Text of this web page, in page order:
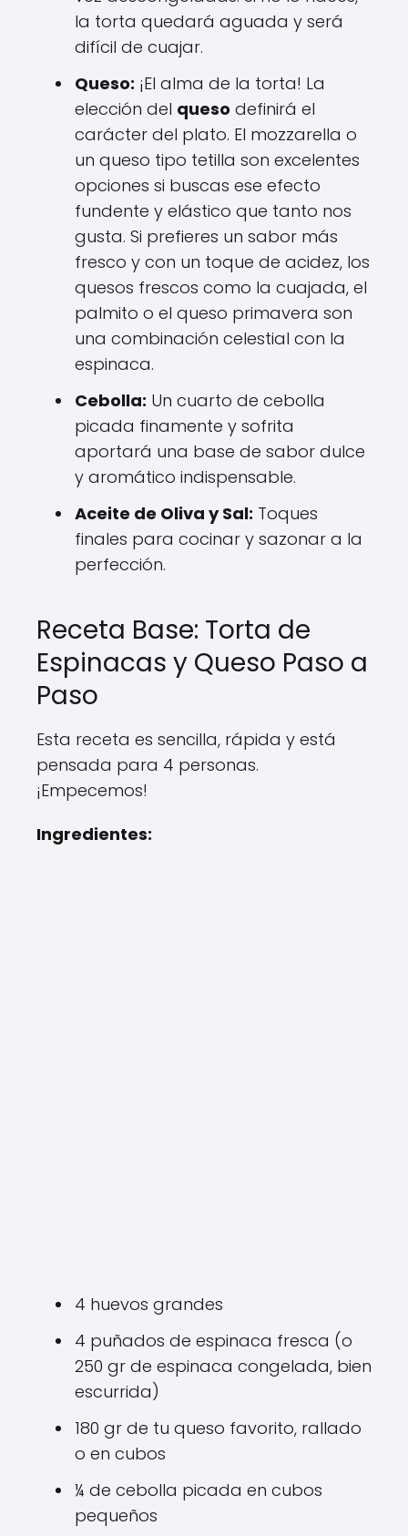
la torta quedará aguada y será
difícil de cuajar.
Queso: ¡El alma de la torta! La
elección del queso definirá el
carácter del plato. El mozzarella o
un queso tipo tetilla son excelentes
opciones si buscas ese efecto
fundente y elástico que tanto nos
gusta. Si prefieres un sabor más
fresco y con un toque de acidez, los
quesos frescos como la cuajada, el
palmito o el queso primavera son
una combinación celestial con la
espinaca.
Cebolla: Un cuarto de cebolla
picada finamente y sofrita
aportará una base de sabor dulce
y aromático indispensable.
Aceite de Oliva y Sal: Toques
finales para cocinar y sazonar a la
perfección.
Receta Base: Torta de
Espinacas y Queso Paso a
Paso
Esta receta es sencilla, rápida y está
pensada para 4 personas.
¡Empecemos!
Ingredientes:
4 huevos grandes
4 puñados de espinaca fresca (o
250 gr de espinaca congelada, bien
escurrida)
180 gr de tu queso favorito, rallado
o en cubos
¼ de cebolla picada en cubos
pequeños